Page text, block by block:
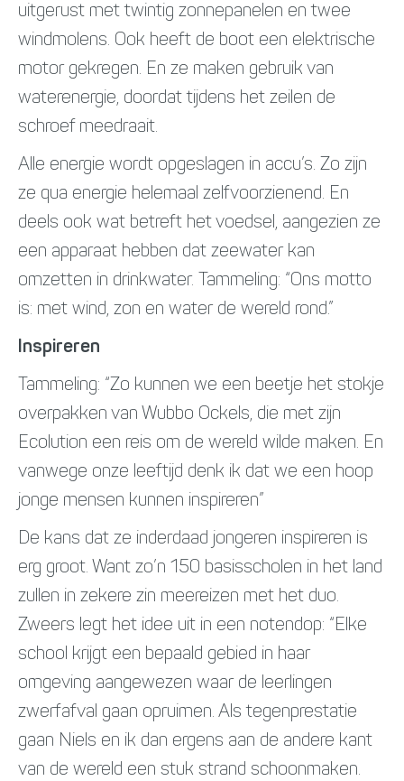
uitgerust met twintig zonnepanelen en twee
windmolens. Ook heeft de boot een elektrische
motor gekregen. En ze maken gebruik van
waterenergie, doordat tijdens het zeilen de
schroef meedraait.
Alle energie wordt opgeslagen in accu’s. Zo zijn
ze qua energie helemaal zelfvoorzienend. En
deels ook wat betreft het voedsel, aangezien ze
een apparaat hebben dat zeewater kan
omzetten in drinkwater. Tammeling: “Ons motto
is: met wind, zon en water de wereld rond.”
Inspireren
Tammeling: “Zo kunnen we een beetje het stokje
overpakken van Wubbo Ockels, die met zijn
Ecolution een reis om de wereld wilde maken. En
vanwege onze leeftijd denk ik dat we een hoop
jonge mensen kunnen inspireren”
De kans dat ze inderdaad jongeren inspireren is
erg groot. Want zo’n 150 basisscholen in het land
zullen in zekere zin meereizen met het duo.
Zweers legt het idee uit in een notendop: “Elke
school krijgt een bepaald gebied in haar
omgeving aangewezen waar de leerlingen
zwerfafval gaan opruimen. Als tegenprestatie
gaan Niels en ik dan ergens aan de andere kant
van de wereld een stuk strand schoonmaken.